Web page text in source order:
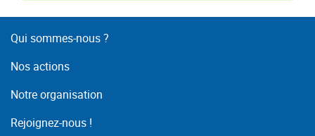
Qui sommes-nous ?
Nos actions
Notre organisation
Rejoignez-nous !